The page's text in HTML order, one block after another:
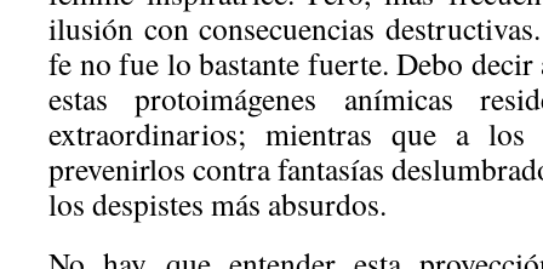
ilusión con consecuencias
fe no fue lo bastante fuerte. Debo decir
estas protoimágenes anímicas
extraordinarios; mientras que a los
prevenirlos contra fantasías
los despistes más absurdos.